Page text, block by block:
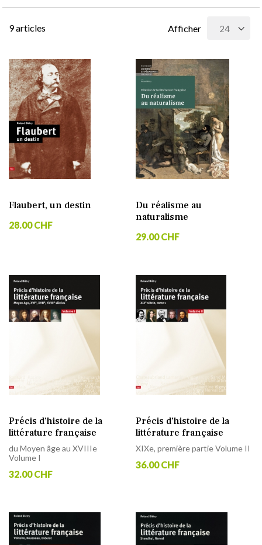
9articles Afficher
Flaubert, un destin
28.00 CHF
Du réalisme au
naturalisme
29.00 CHF
Précis d’histoire de la
littérature française
du Moyen âge au XVIIIe
Volume I
32.00 CHF
Précis d’histoire de la
littérature française
XIXe, première partie Volume II
36.00 CHF